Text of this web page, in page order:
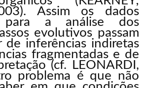
Assim os dados
para a análise dos
evolutivos passam
de inferências indiretas
fragmentadas e de
(cf. LEONARDI,
problema é que não